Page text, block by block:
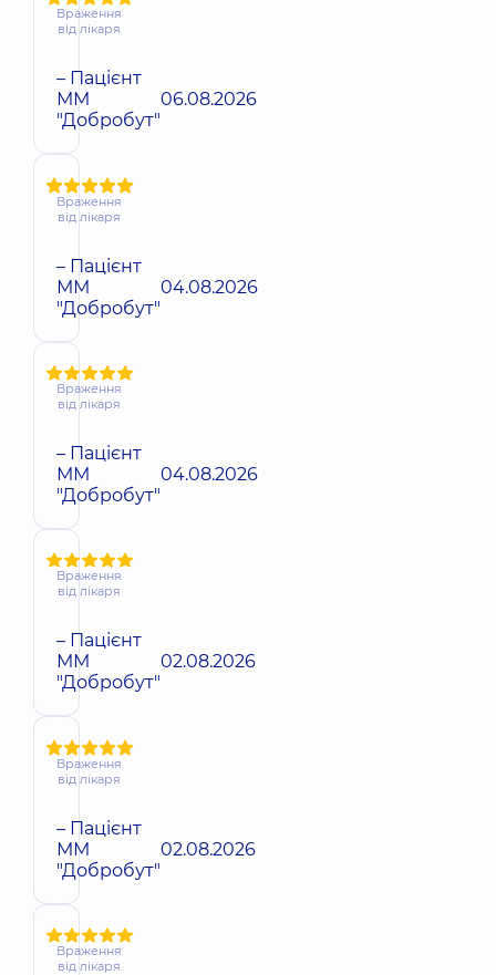
Враження
від лікаря
– Пацієнт
ММ
"Добробут"
06.08.2026
Враження
від лікаря
– Пацієнт
ММ
"Добробут"
04.08.2026
Враження
від лікаря
– Пацієнт
ММ
"Добробут"
04.08.2026
Враження
від лікаря
– Пацієнт
ММ
"Добробут"
02.08.2026
Враження
від лікаря
– Пацієнт
ММ
"Добробут"
02.08.2026
Враження
від лікаря